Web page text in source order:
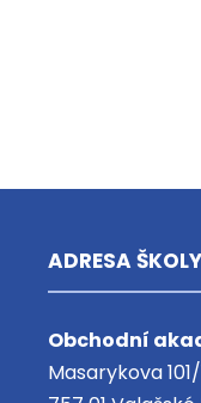
ADRESA ŠKOLY
Obchodní
Masarykova